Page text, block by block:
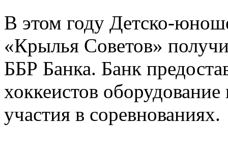
В этом году Детско-
«Крылья Советов»
ББР Банка. Банк
хоккеистов
участия в соревнованиях.